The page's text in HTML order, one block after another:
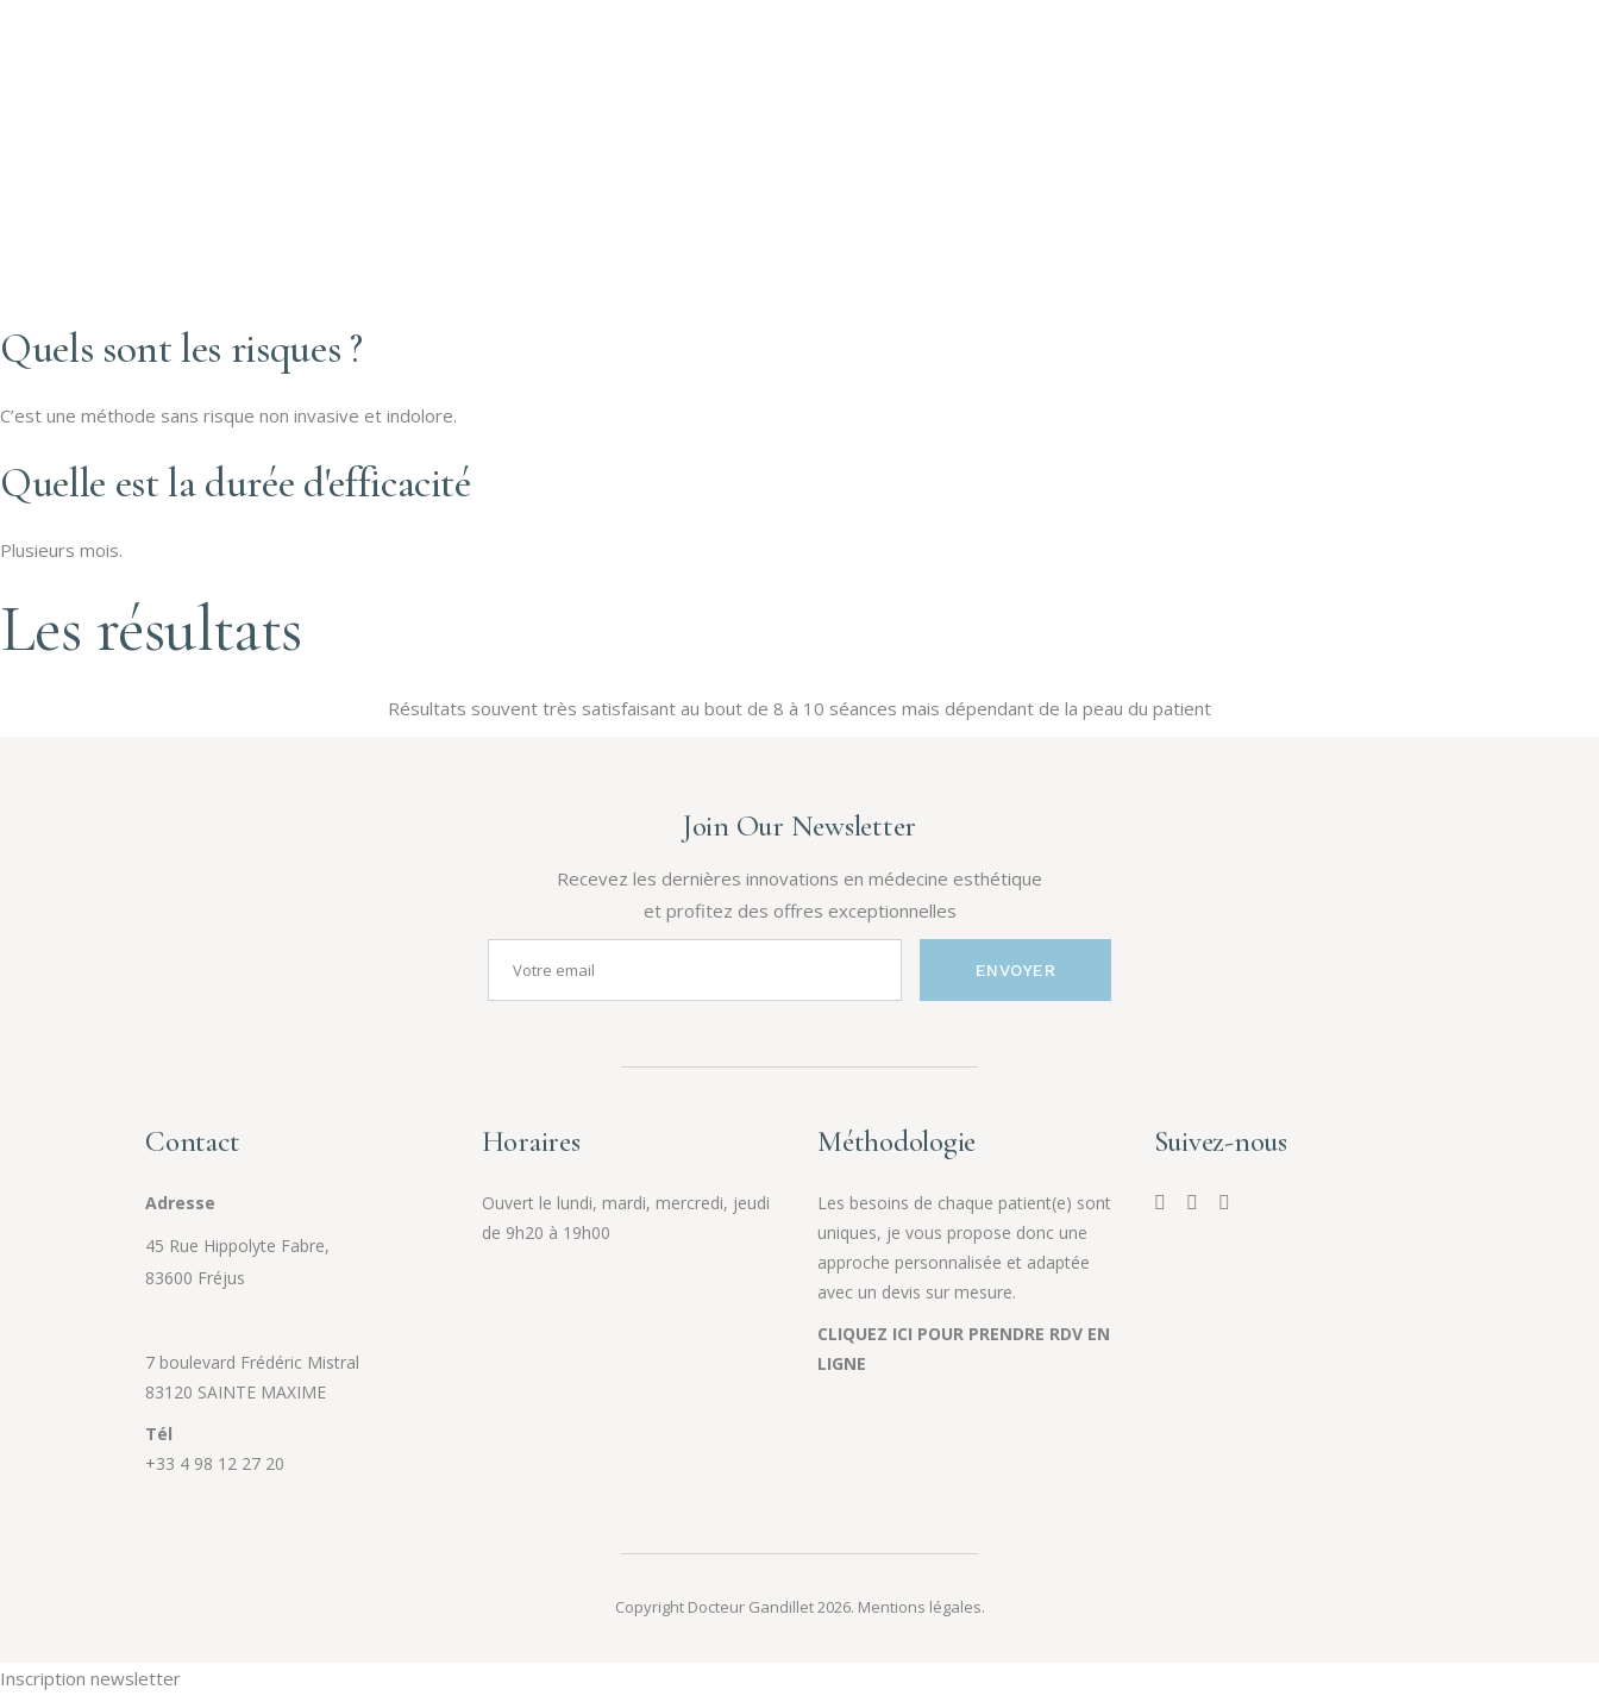
Quels sont les risques ?
C’est une méthode sans risque non invasive et indolore.
Quelle est la durée d'efficacité
Plusieurs mois.
Les résultats
Résultats souvent très satisfaisant au bout de 8 à 10 séances mais dépendant de la peau du patient
Join Our Newsletter
Recevez les dernières innovations en médecine esthétique
et profitez des offres exceptionnelles
ENVOYER
Contact
Adresse
45 Rue Hippolyte Fabre,
83600 Fréjus
7 boulevard Frédéric Mistral
83120 SAINTE MAXIME
Tél
+33 4 98 12 27 20
Horaires
Ouvert le lundi, mardi, mercredi, jeudi
de 9h20 à 19h00
Méthodologie
Les besoins de chaque patient(e) sont
uniques, je vous propose donc une
approche personnalisée et adaptée
avec un devis sur mesure.
CLIQUEZ ICI POUR PRENDRE RDV EN
LIGNE
Suivez-nous
Copyright Docteur Gandillet 2026. Mentions légales.
Inscription newsletter